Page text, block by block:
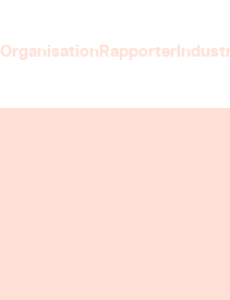
Organisation Rapporter